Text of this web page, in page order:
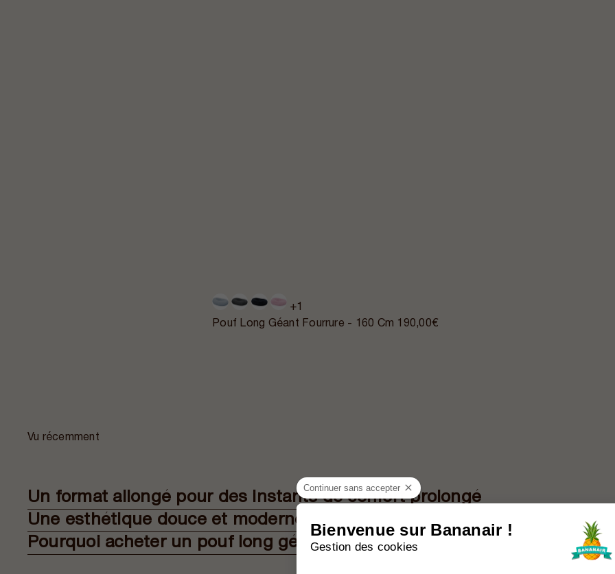
+1
Pouf Long Géant Fourrure - 160 Cm 190,00€
Vu récemment
Un format allongé pour des instants de confort prolongé
Une esthétique douce et moderne
Pourquoi acheter un pouf long géant ?
Continuer sans accepter
Bienvenue sur Bananair !
Gestion des cookies
Plateforme de Gestion du